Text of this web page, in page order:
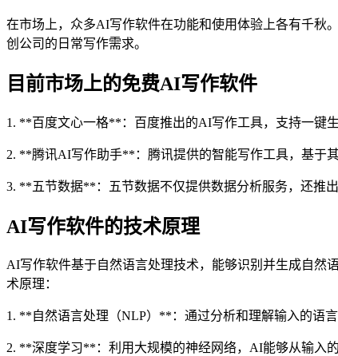
在市场上，众多AI写作软件在功能和使用体验上各有千秋
创公司的日常写作需求。
目前市场上的免费AI写作软件
1. **百度文心一格**：百度推出的AI写作工具，支持一键
2. **腾讯AI写作助手**：腾讯提供的智能写作工具，基于
3. **五节数据**：五节数据不仅提供数据分析服务，还推
AI写作软件的技术原理
AI写作软件基于自然语言处理技术，能够识别并生成自然
术原理：
1. **自然语言处理（NLP）**：通过分析和理解输入的语
2. **深度学习**：利用大规模的神经网络，AI能够从输入